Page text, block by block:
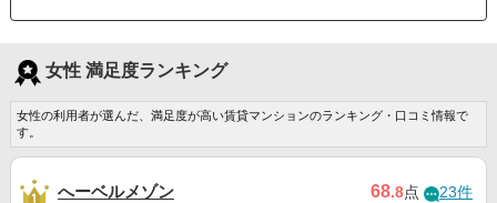
女性 満足度ランキング
女性の利用者が選んだ、満足度が高い賃貸マンションのランキング・口コミ情報で
す。
へーベルメゾン 68.8点 23件